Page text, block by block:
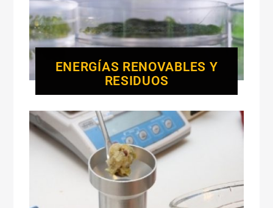
ENERGÍAS RENOVABLES Y
RESIDUOS